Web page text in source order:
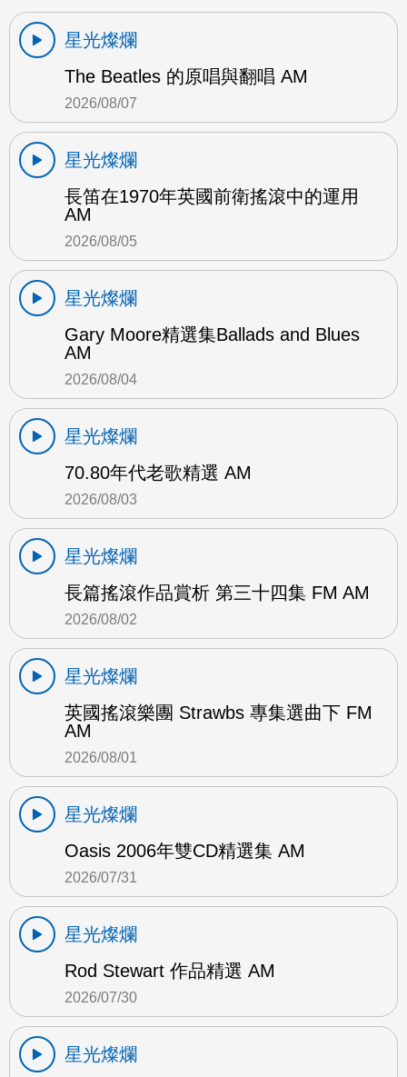
星光燦爛
The Beatles 的原唱與翻唱 AM
2026/08/07
星光燦爛
長笛在1970年英國前衛搖滾中的運用
AM
2026/08/05
星光燦爛
Gary Moore精選集Ballads and Blues
AM
2026/08/04
星光燦爛
70.80年代老歌精選 AM
2026/08/03
星光燦爛
長篇搖滾作品賞析 第三十四集 FM AM
2026/08/02
星光燦爛
英國搖滾樂團 Strawbs 專集選曲下 FM
AM
2026/08/01
星光燦爛
Oasis 2006年雙CD精選集 AM
2026/07/31
星光燦爛
Rod Stewart 作品精選 AM
2026/07/30
星光燦爛